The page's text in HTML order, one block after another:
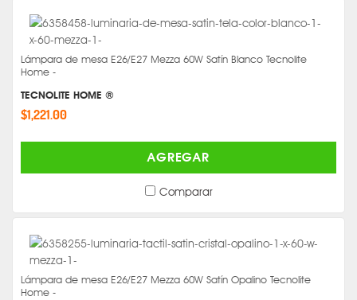
Lámpara de mesa E26/E27 Mezza 60W Satín Blanco Tecnolite
Home -
TECNOLITE HOME ®
$1,221.00
AGREGAR
Comparar
Lámpara de mesa E26/E27 Mezza 60W Satín Opalino Tecnolite
Home -